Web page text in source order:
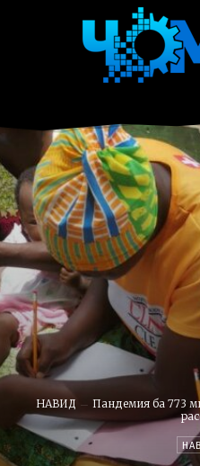
НАВИД
Пандемия ба 773